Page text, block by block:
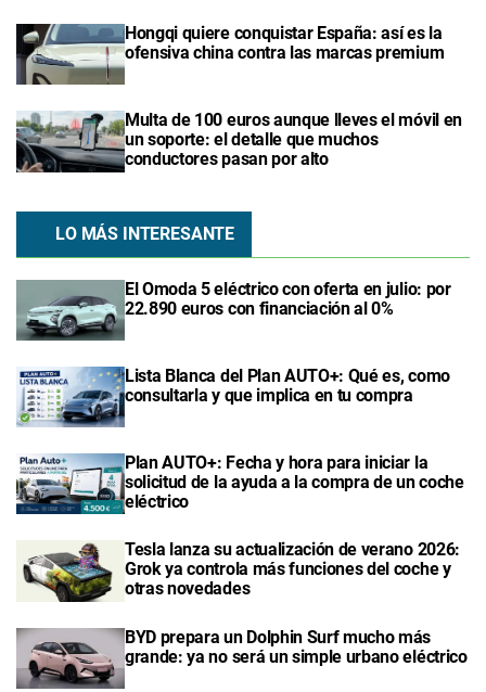
Hongqi quiere conquistar España: así es la
ofensiva china contra las marcas premium
Multa de 100 euros aunque lleves el móvil en
un soporte: el detalle que muchos
conductores pasan por alto
LO MÁS INTERESANTE
El Omoda 5 eléctrico con oferta en julio: por
22.890 euros con financiación al 0%
Lista Blanca del Plan AUTO+: Qué es, como
consultarla y que implica en tu compra
Plan AUTO+: Fecha y hora para iniciar la
solicitud de la ayuda a la compra de un coche
eléctrico
Tesla lanza su actualización de verano 2026:
Grok ya controla más funciones del coche y
otras novedades
BYD prepara un Dolphin Surf mucho más
grande: ya no será un simple urbano eléctrico